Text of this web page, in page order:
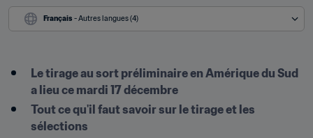
Français - Autres langues (4)
Le tirage au sort préliminaire en Amérique du Sud
a lieu ce mardi 17 décembre
Tout ce qu'il faut savoir sur le tirage et les
sélections